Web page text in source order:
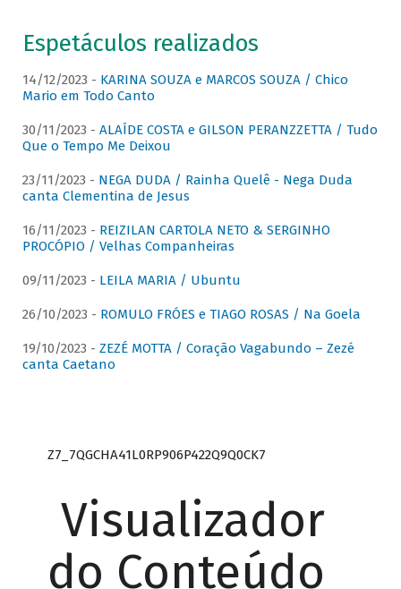
Espetáculos realizados
14/12/2023 - KARINA SOUZA e MARCOS SOUZA / Chico
Mario em Todo Canto
30/11/2023 - ALAÍDE COSTA e GILSON PERANZZETTA / Tudo
Que o Tempo Me Deixou
23/11/2023 - NEGA DUDA / Rainha Quelê - Nega Duda
canta Clementina de Jesus
16/11/2023 - REIZILAN CARTOLA NETO & SERGINHO
PROCÓPIO / Velhas Companheiras
09/11/2023 - LEILA MARIA / Ubuntu
26/10/2023 - ROMULO FRÓES e TIAGO ROSAS / Na Goela
19/10/2023 - ZEZÉ MOTTA / Coração Vagabundo – Zezé
canta Caetano
Z7_7QGCHA41L0RP906P422Q9Q0CK7
Visualizador
do Conteúdo